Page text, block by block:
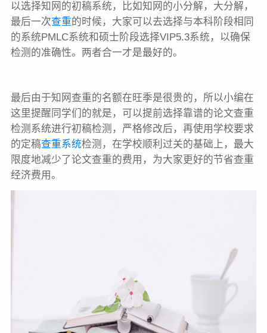
以选择知网的初稿系统，比如知网的小分解，大分解，
最后一次查重的时候，大家可以去选择与本科阶段相同
的系统PMLC系统和硕士阶段选择VIP5.3系统，以确保
检测的准确性。两者合一才是最好的。
最后由于知网查重的名额在旺季是很贵的，所以小编在
这里提醒同学们的就是，可以提前选择靠谱的论文查重
检测系统进行初稿检测，严格修改后，再使用学校要求
的定稿查重系统检测，在学校顺利过关的基础上，最大
限度地减少了论文查重的费用，为大家更好的节省查重
经济费用。